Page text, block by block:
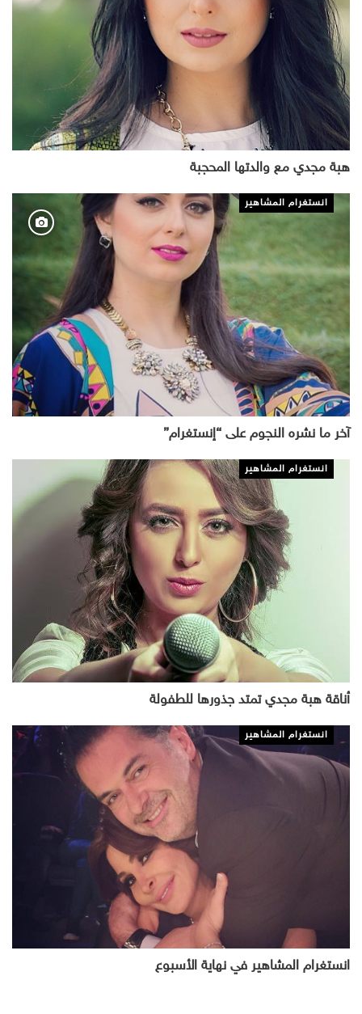
هبة مجدي مع والدتها المحجبة
انستغرام المشاهير
آخر ما نشره النجوم على “إنستغرام”
انستغرام المشاهير
أناقة هبة مجدي تمتد جذورها للطفولة
انستغرام المشاهير
انستغرام المشاهير في نهاية الأسبوع